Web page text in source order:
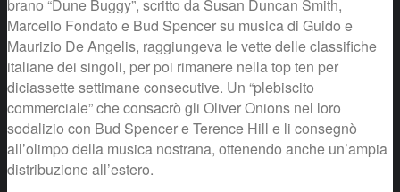
brano “Dune Buggy”, scritto da Susan Duncan Smith,
Marcello Fondato e Bud Spencer su musica di Guido e
Maurizio De Angelis, raggiungeva le vette delle classifiche
italiane dei singoli, per poi rimanere nella top ten per
diciassette settimane consecutive. Un “plebiscito
commerciale” che consacrò gli Oliver Onions nel loro
sodalizio con Bud Spencer e Terence Hill e li consegnò
all’olimpo della musica nostrana, ottenendo anche un’ampia
distribuzione all’estero.